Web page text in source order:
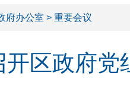
府办公室 > 重要会议
开区政府党